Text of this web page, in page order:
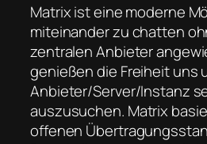
Matrix ist eine moderne
miteinander zu chatten
zentralen Anbieter
genießen die Freiheit uns
Anbieter/Server/Instanz
auszusuchen. Matrix
offenen